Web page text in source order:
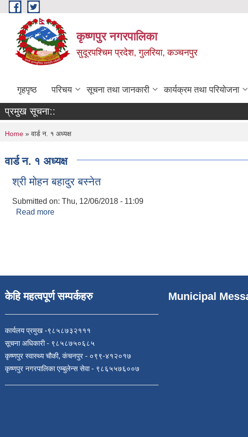
Skip to main content
कृष्णपुर नगरपालिका
सुदूरपश्चिम प्रदेश, गुलरिया, कञ्चनपुर
गृहपृष्ठ परिचय सूचना तथा जानकारी कार्यक्रम तथा परियोजना
प्रमुख सूचना::
You are here
Home » वार्ड न. १ अध्यक्ष
वार्ड न. १ अध्यक्ष
श्री मोहन बहादुर बस्नेत
Submitted on: Thu, 12/06/2018 - 11:09
Read more
केहि महत्वपूर्ण सम्पर्कहरु
कार्यलय प्रमुख -९८५८७३२१११
सूचना अधिकारी - ९८५८७५०६८५
कृष्णपुर स्वास्थ्य चौकी, कंचनपुर - ०९९-४१२०१७
कृष्णपुर नगरपालिका एम्बुलेन्स सेवा - ९८६५५७६००७
Municipal